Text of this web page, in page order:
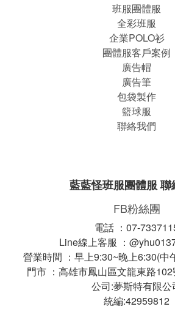
班服團體服
全彩班服
企業POLO衫
團體服客戶案例
廣告帽
廣告筆
包袋製作
籃球服
聯絡我們
藍藍怪班服團體服 聯
FB粉絲團
電話 ：07-
Line線上客服 ：
營業時間 ：早上9:30~晚上6:30(中
門市 ：高雄市鳳山區文龍東路
公司:夢斯特有限公
統編:42959812